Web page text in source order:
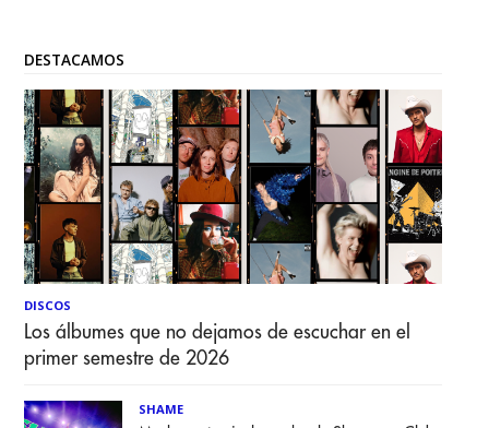
DESTACAMOS
DISCOS
Los álbumes que no dejamos de escuchar en el
primer semestre de 2026
SHAME